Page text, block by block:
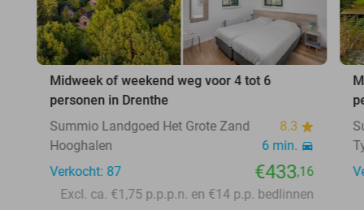
Midweek of weekend weg voor 4 tot 6
personen in Drenthe
Summio Landgoed Het Grote Zand
8.3
Hooghalen
6 min.
Verkocht: 87
€433,16
Excl. ca. €1,75 p.p.p.n. en €14 p.p. bedlinnen